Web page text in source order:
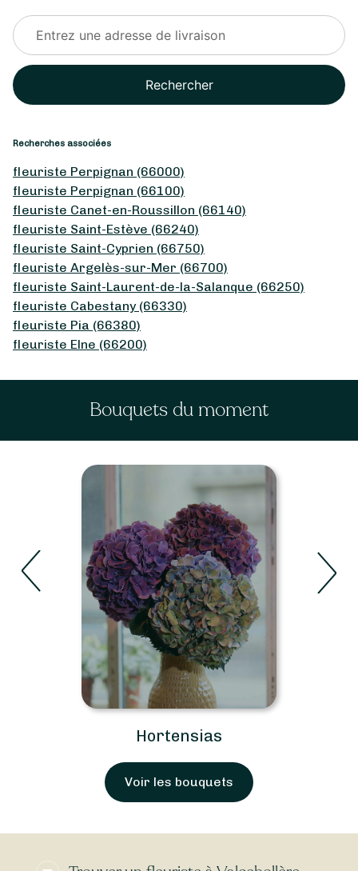
Rechercher
Recherches associées
fleuriste Perpignan (66000)
fleuriste Perpignan (66100)
fleuriste Canet-en-Roussillon (66140)
fleuriste Saint-Estève (66240)
fleuriste Saint-Cyprien (66750)
fleuriste Argelès-sur-Mer (66700)
fleuriste Saint-Laurent-de-la-Salanque (66250)
fleuriste Cabestany (66330)
fleuriste Pia (66380)
fleuriste Elne (66200)
Bouquets du moment
Roses
Voir les bouquets